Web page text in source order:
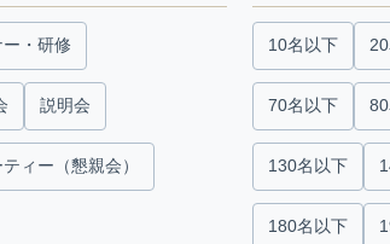
ー・研修
説明会
ィー（懇親会）
10名以下
70名以下
130名以下
180名以下